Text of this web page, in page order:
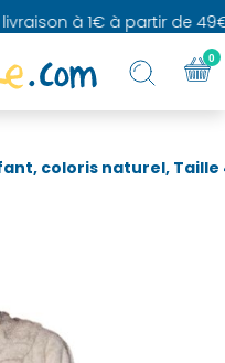
à 1€ à partir de 49€
coloris naturel, Taille
0